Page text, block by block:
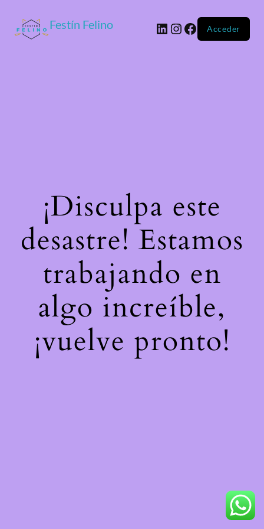
Festín Felino Acceder
¡Disculpa este
desastre! Estamos
trabajando en
algo increíble,
¡vuelve pronto!